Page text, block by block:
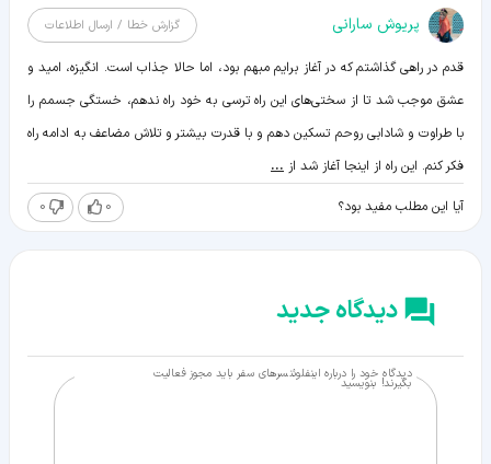
پریوش سارانی گزارش خطا / ارسال اطلاعات
قدم در راهی گذاشتم که در آغاز برایم مبهم بود، اما حالا جذاب است. انگیزه، امید و
عشق موجب شد تا از سختی‌های این راه ترسی به خود راه ندهم، خستگی جسمم را
با طراوت و شادابی روحم تسکین دهم و با قدرت بیشتر و تلاش مضاعف به ادامه راه
فکر کنم. این راه از اینجا آغاز شد از ...
آیا این مطلب مفید بود؟ 0
0
دیدگاه جدید
دیدگاه خود را درباره اینفلوئنسرهای سفر باید مجوز فعالیت
بگیرند! بنویسید